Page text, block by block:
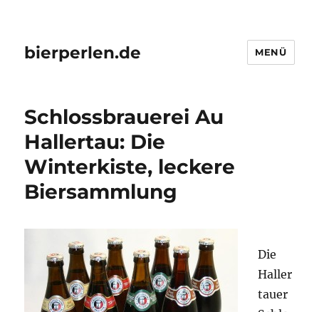
bierperlen.de MENÜ
Schlossbrauerei Au
Hallertau: Die
Winterkiste, leckere
Biersammlung
Die
Haller
tauer